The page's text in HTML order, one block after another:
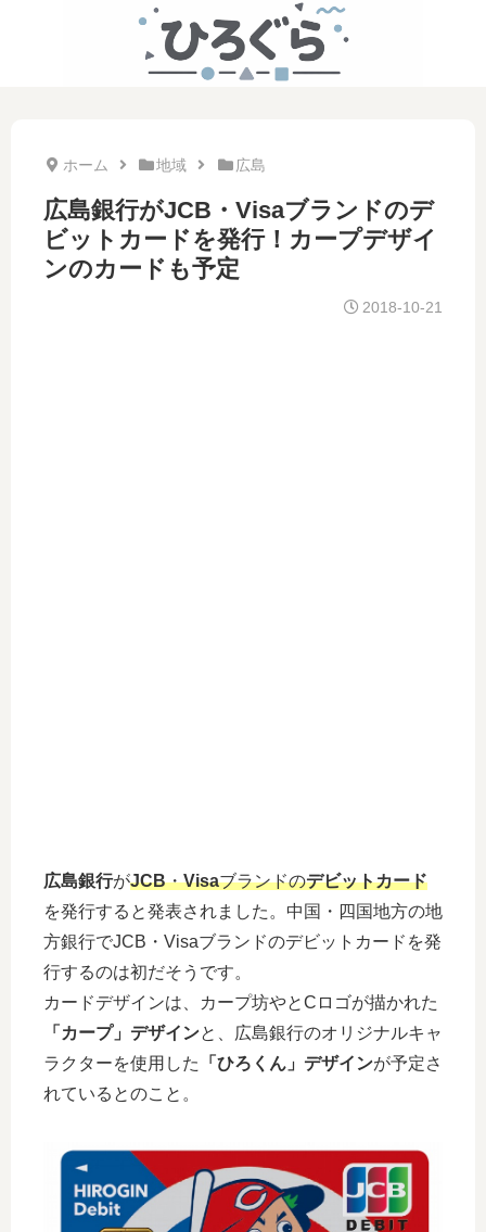
ホーム 地域 広島
広島銀行がJCB・Visaブランドのデ
ビットカードを発行！カープデザイ
ンのカードも予定
2018-10-21
広島銀行がJCB・Visaブランドのデビットカード
を発行すると発表されました。中国・四国地方の地
方銀行でJCB・Visaブランドのデビットカードを発
行するのは初だそうです。
カードデザインは、カープ坊やとCロゴが描かれた
「カープ」デザインと、広島銀行のオリジナルキャ
ラクターを使用した
「ひろくん」デザインが予定さ
れているとのこと。